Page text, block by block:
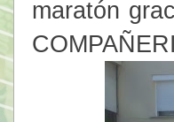
maratón